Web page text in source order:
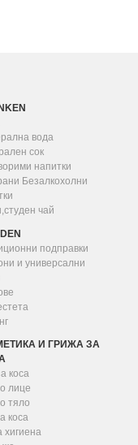
вода
сок
напитки
Безалкохолни
чай
подправки
и универсални
И ГРИЖА ЗА
коса
лице
тяло
коса
хигиена